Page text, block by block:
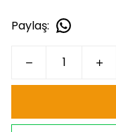
Paylaş: